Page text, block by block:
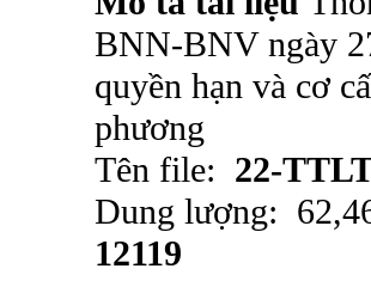
BNN-BNV ngày
quyền hạn và cơ
phương
Tên file: 22-
Dung lượng:
12119